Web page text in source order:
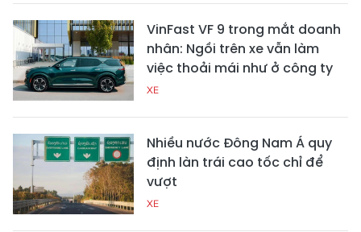
VinFast VF 9 trong mắt doanh
nhân: Ngồi trên xe vẫn làm
việc thoải mái như ở công ty
XE
Nhiều nước Đông Nam Á quy
định làn trái cao tốc chỉ để
vượt
XE